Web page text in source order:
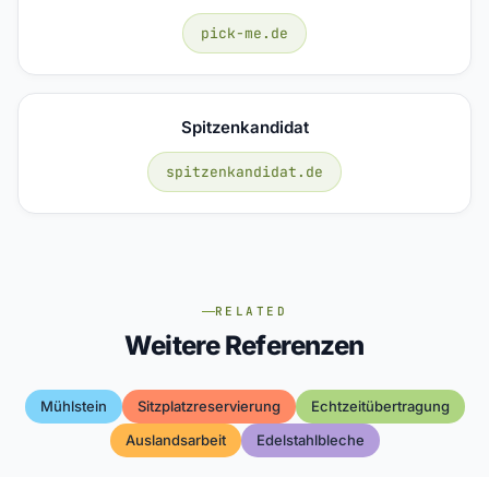
pick-me.de
Spitzenkandidat
spitzenkandidat.de
RELATED
Weitere Referenzen
Mühlstein Sitzplatzreservierung
Echtzeitübertragung
Auslandsarbeit
Edelstahlbleche